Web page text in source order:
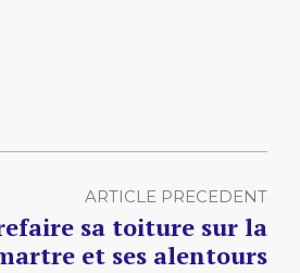
ARTICLE PRECEDENT
sa toiture sur la
et ses alentours